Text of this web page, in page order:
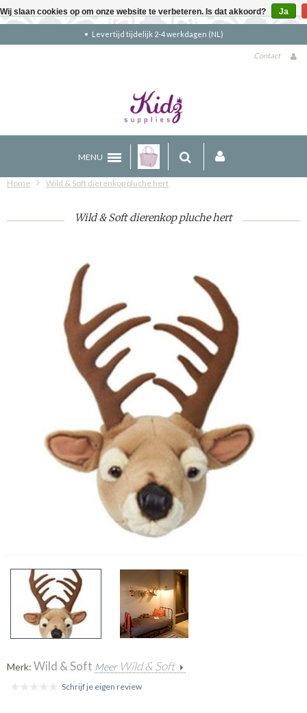
Gratis verzending boven €90 (NL)
Contact
MENU
Home Wild & Soft dierenkop pluche hert
Wild & Soft dierenkop pluche hert
Merk: Wild & Soft Meer Wild & Soft
Schrijf je eigen review
Wij slaan cookies op om onze website te verbeteren. Is dat akkoord? Ja